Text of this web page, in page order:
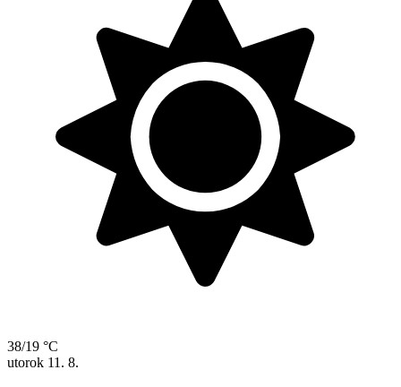
38/19 °C
utorok 11. 8.